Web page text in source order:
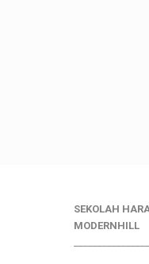
SEKOLAH
MODERNHILL